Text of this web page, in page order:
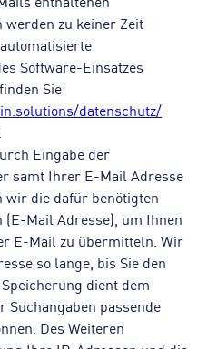
werden zu keiner Zeit
Software-Einsatzes
Sie
datenschutz/
Eingabe der
samt Ihrer E-Mail Adresse
wir die dafür benötigten
(E-Mail Adresse), um Ihnen
E-Mail zu übermitteln. Wir
so lange, bis Sie den
dient dem
Suchangaben passende
Des Weiteren